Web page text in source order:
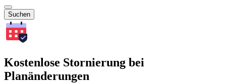
Suchen
Kostenlose Stornierung bei
Planänderungen